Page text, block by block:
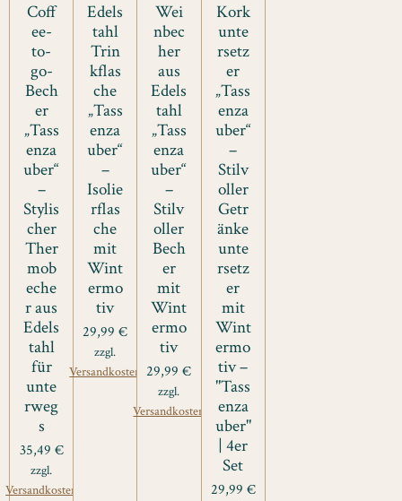
Coff
ee-
to-
go-
Bech
er
„Tass
enza
uber“
–
Stylis
cher
Ther
mob
eche
r aus
Edels
tahl
für
unte
rweg
s
35,49 €
zzgl.
Versandkosten
Edels
tahl
Trin
kflas
che
„Tass
enza
uber“
–
Isolie
rflas
che
mit
Wint
ermo
tiv
29,99 €
zzgl.
Versandkosten
Wei
nbec
her
aus
Edels
tahl
„Tass
enza
uber“
–
Stilv
oller
Bech
er
mit
Wint
ermo
tiv
29,99 €
zzgl.
Versandkosten
Kork
unte
rsetz
er
„Tass
enza
uber“
–
Stilv
oller
Getr
änke
unte
rsetz
er
mit
Wint
ermo
tiv –
"Tass
enza
uber"
| 4er
Set
29,99 €